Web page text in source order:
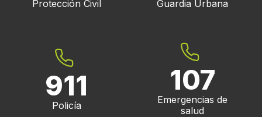
Protección Civil Guardia Urbana
911
Policía
107
Emergencias de
salud